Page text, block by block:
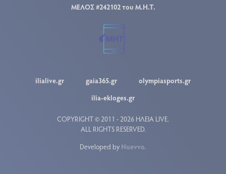
ΜΕΛΟΣ #242102 του Μ.Η.Τ.
ilialive.gr gaia365.gr
olympiasports.gr
ilia-ekloges.gr
COPYRIGHT © 2011 - 2026 ΗΛΕΙΑ LIVE.
ALL RIGHTS RESERVED.
Developed by Nuevvo.